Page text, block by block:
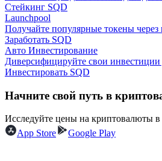
Гид
Руководство для начинающих
Стейкинг SQD
Launchpool
Получайте популярные токены через
Заработать SQD
Авто Инвестирование
Диверсифицируйте свои
Инвестировать SQD
Начните свой путь в
Исследуйте цены на криптовалюты
App Store
Google Play